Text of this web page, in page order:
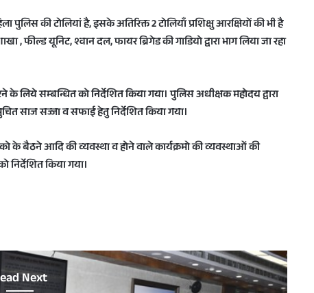
की टोलियां है, इसके अतिरिक्त 2 टोलियाँ प्रशिक्षु आरक्षियों की भी है
, फील्ड यूनिट, श्वान दल, फायर ब्रिगेड की गाडियो द्वारा भाग लिया जा रहा
लिये सम्बन्धित को निर्देशित किया गया। पुलिस अधीक्षक महोदय द्वारा
साज सज्जा व सफाई हेतु निर्देशित किया गया।
बैठने आदि की व्यवस्था व होने वाले कार्यक्रमो की व्यवस्थाओं की
निर्देशित किया गया।
Next